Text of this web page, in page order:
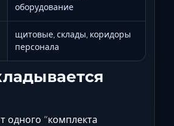
оборудование
щитовые, склады, коридоры
персонала
одного “комплекта